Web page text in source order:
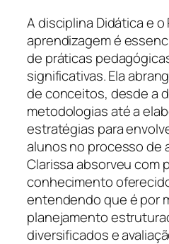
A disciplina Didática e
aprendizagem é
de práticas
significativas. Ela
de conceitos, desde a
metodologias até a
estratégias para
alunos no processo de
Clarissa absorveu com
conhecimento
entendendo que é por
planejamento
diversificados e